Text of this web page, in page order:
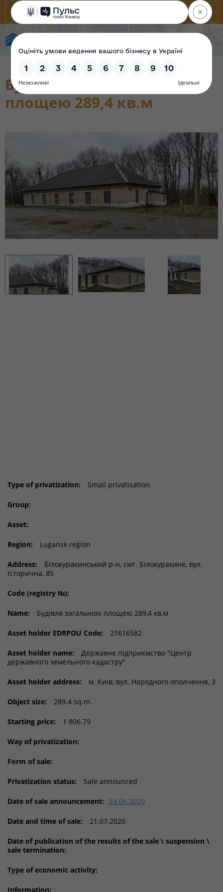
Будівля загальною
площею 289,4 кв.м
Type of privatization: Small privatisation
Group:
Asset:
Region: Lugansk region
Address:
Білокуракинський р-н, смт. Білокуракине, вул.
Історична, 85
Code (registry №):
Name: Будівля загальною площею 289,4 кв.м
Asset holder EDRPOU Code: 21616582
Asset holder name:
Державне підприємство "Центр
державного земельного кадастру"
Asset holder address: м. Київ, вул. Народного ополчення, 3
Object size: 289.4 sq.m.
Starting price: 1 806.79
Way of privatization:
Form of sale:
Privatization status: Sale announced
Date of sale announcement: 24.06.2020
Date and time of sale: 21.07.2020
Date of publication of the results of the sale \ suspension \
sale termination:
Type of economic activity:
Information: